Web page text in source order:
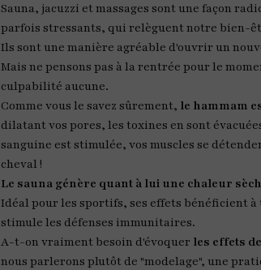
Sauna, jacuzzi et massages sont une façon
parfois stressants, qui relèguent notre bien-
Ils sont une manière agréable d'ouvrir un
Mais ne pensons pas à la rentrée pour le
culpabilité aucune.
Comme vous le savez sûrement, le hammam
dilatant vos pores, les toxines en sont
sanguine est stimulée, vos muscles se
cheval !
Le sauna génère quant à lui une chaleur
Idéal pour les sportifs, ses effets bénéficient
stimule les défenses immunitaires.
A-t-on vraiment besoin d'évoquer les effets
nous parlerons plutôt de "modelage", une